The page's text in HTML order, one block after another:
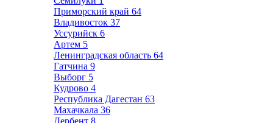
Приморский край 64
Владивосток 37
Уссурийск 6
Артем 5
Ленинградская область 64
Гатчина 9
Выборг 5
Кудрово 4
Республика Дагестан 63
Махачкала 36
Дербент 8